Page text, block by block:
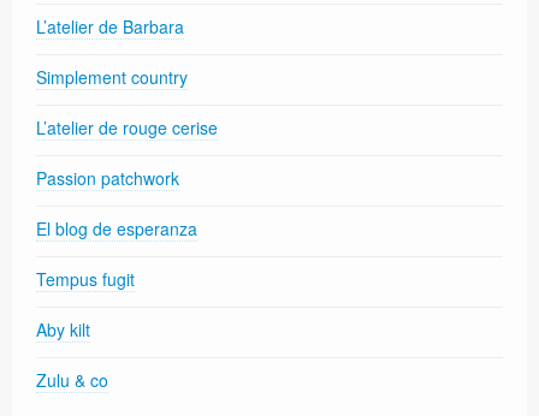
L’atelier de Barbara
Simplement country
L’atelier de rouge cerise
Passion patchwork
El blog de esperanza
Tempus fugit
Aby kilt
Zulu & co